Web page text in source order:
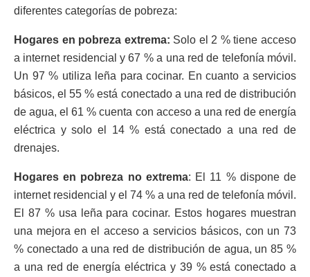
diferentes categorías de pobreza:
Hogares en pobreza extrema: Solo el 2 % tiene acceso
a internet residencial y 67 % a una red de telefonía móvil.
Un 97 % utiliza leña para cocinar. En cuanto a servicios
básicos, el 55 % está conectado a una red de distribución
de agua, el 61 % cuenta con acceso a una red de energía
eléctrica y solo el 14 % está conectado a una red de
drenajes.
Hogares en pobreza no extrema: El 11 % dispone de
internet residencial y el 74 % a una red de telefonía móvil.
El 87 % usa leña para cocinar. Estos hogares muestran
una mejora en el acceso a servicios básicos, con un 73
% conectado a una red de distribución de agua, un 85 %
a una red de energía eléctrica y 39 % está conectado a